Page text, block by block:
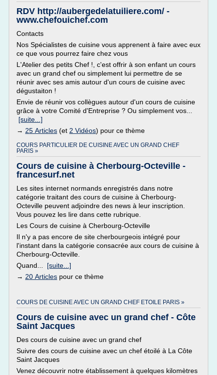
RDV http://aubergedelatuiliere.com/ -
www.chefouichef.com
Contacts
Nos Spécialistes de cuisine vous apprenent à faire avec eux
ce que vous pourrez faire chez vous
L'Atelier des petits Chef !, c'est offrir à son enfant un cours
avec un grand chef ou simplement lui permettre de se
réunir avec ses amis autour d'un cours de cuisine avec
dégustaiton !
Envie de réunir vos collègues autour d'un cours de cuisine
grâce à votre Comité d'Entreprise ? Ou simplement vos...
[suite...]
→ 25 Articles (et 2 Vidéos) pour ce thème
COURS PARTICULIER DE CUISINE AVEC UN GRAND CHEF
PARIS »
Cours de cuisine à Cherbourg-Octeville -
francesurf.net
Les sites internet normands enregistrés dans notre
catégorie traitant des cours de cuisine à Cherbourg-
Octeville peuvent adjoindre des news à leur inscription.
Vous pouvez les lire dans cette rubrique.
Les Cours de cuisine à Cherbourg-Octeville
Il n'y a pas encore de site cherbourgeois intégré pour
l'instant dans la catégorie consacrée aux cours de cuisine à
Cherbourg-Octeville.
Quand... [suite...]
→ 20 Articles pour ce thème
COURS DE CUISINE AVEC UN GRAND CHEF ETOILE PARIS »
Cours de cuisine avec un grand chef - Côte
Saint Jacques
Des cours de cuisine avec un grand chef
Suivre des cours de cuisine avec un chef étoilé à La Côte
Saint Jacques
Venez découvrir notre établissement à quelques kilomètres